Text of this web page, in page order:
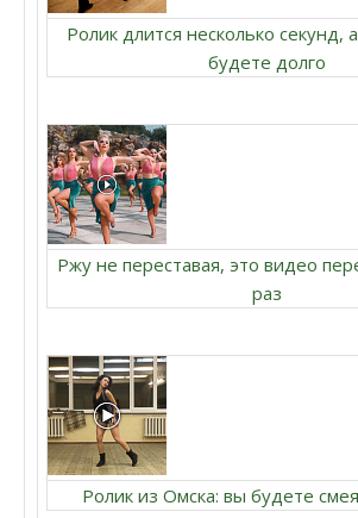
Ролик длится несколько секунд,
будете долго
Ржу не переставая, это видео
раз
Ролик из Омска: вы будете